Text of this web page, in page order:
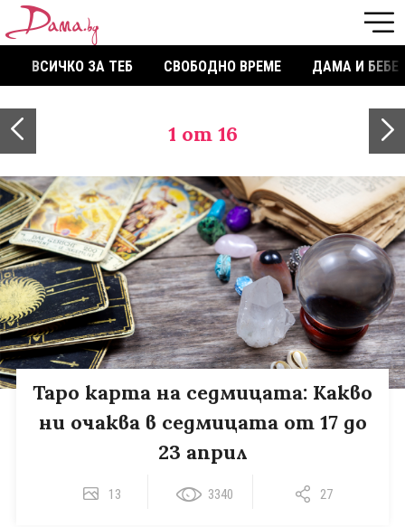
ВСИЧКО ЗА ТЕБ СВОБОДНО ВРЕМЕ ДАМА И БЕБЕ
1 от 16
Таро карта на седмицата: Какво
ни очаква в седмицата от 17 до
23 април
13 3340 27